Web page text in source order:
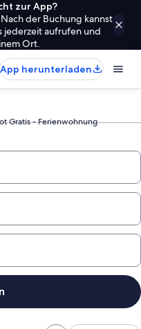
zur App?
der Buchung kannst
jederzeit aufrufen und
Ort.
App herunterladen
Gratis - Ferienwohnung